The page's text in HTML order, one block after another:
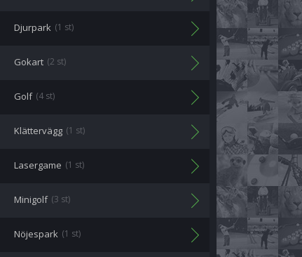
Djurpark (1 st)
Gokart (2 st)
Golf (4 st)
Klättervägg (1 st)
Lasergame (1 st)
Minigolf (3 st)
Nöjespark (1 st)